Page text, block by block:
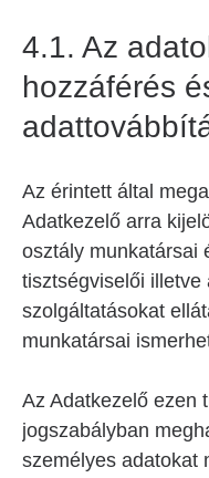
4.1. Az
hozzáférés
Az érintett által
Adatkezelő arra
osztály munkatársai
tisztségviselői illetve
szolgáltatásokat
munkatársai
Az Adatkezelő ezen
jogszabályban
személyes adatokat